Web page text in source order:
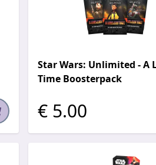
Star Wars: Unlimited - A
Time Boosterpack
€ 5.00